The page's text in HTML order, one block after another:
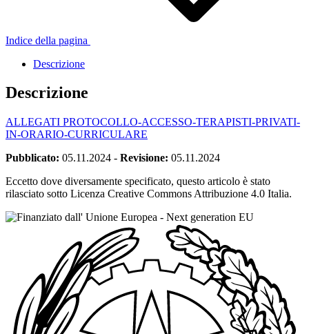
Indice della pagina
Descrizione
Descrizione
ALLEGATI PROTOCOLLO-ACCESSO-TERAPISTI-PRIVATI-
IN-ORARIO-CURRICULARE
Pubblicato: 05.11.2024 - Revisione: 05.11.2024
Eccetto dove diversamente specificato, questo articolo è stato
rilasciato sotto Licenza Creative Commons Attribuzione 4.0 Italia.